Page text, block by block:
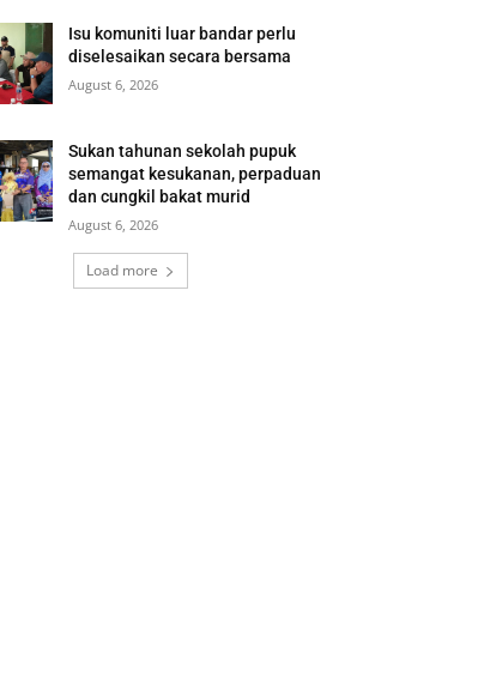
Isu komuniti luar bandar perlu
diselesaikan secara bersama
August 6, 2026
Sukan tahunan sekolah pupuk
semangat kesukanan, perpaduan
dan cungkil bakat murid
August 6, 2026
Load more